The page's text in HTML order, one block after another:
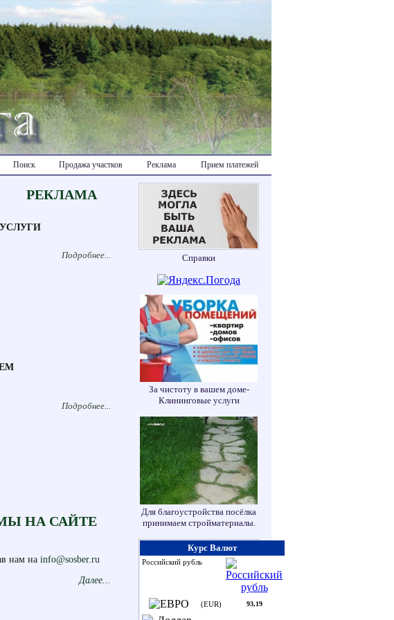
Поиск Продажа участков Реклама Прием платежей
Справки
За чистоту в вашем доме-
Клининговые услуги
Для благоустройства посёлка
принимаем стройматериалы.
Курс Валют
Российский рубль
(EUR) 93,19
РЕКЛАМА
Подробнее...
Подробнее...
НА САЙТЕ
нам на info@sosber.ru
Далее...